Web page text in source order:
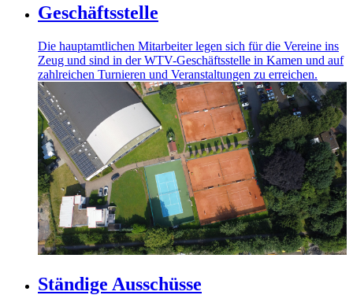
Geschäftsstelle
Die hauptamtlichen Mitarbeiter legen sich für die Vereine ins
Zeug und sind in der WTV-Geschäftsstelle in Kamen und auf
zahlreichen Turnieren und Veranstaltungen zu erreichen.
Ständige Ausschüsse